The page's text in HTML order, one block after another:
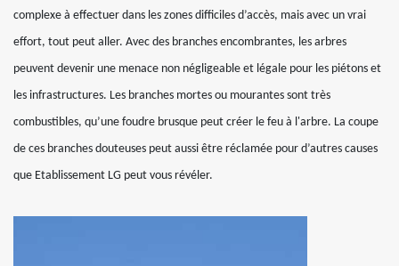
complexe à effectuer dans les zones difficiles d’accès, mais avec un vrai
effort, tout peut aller. Avec des branches encombrantes, les arbres
peuvent devenir une menace non négligeable et légale pour les piétons et
les infrastructures. Les branches mortes ou mourantes sont très
combustibles, qu’une foudre brusque peut créer le feu à l'arbre. La coupe
de ces branches douteuses peut aussi être réclamée pour d’autres causes
que Etablissement LG peut vous révéler.